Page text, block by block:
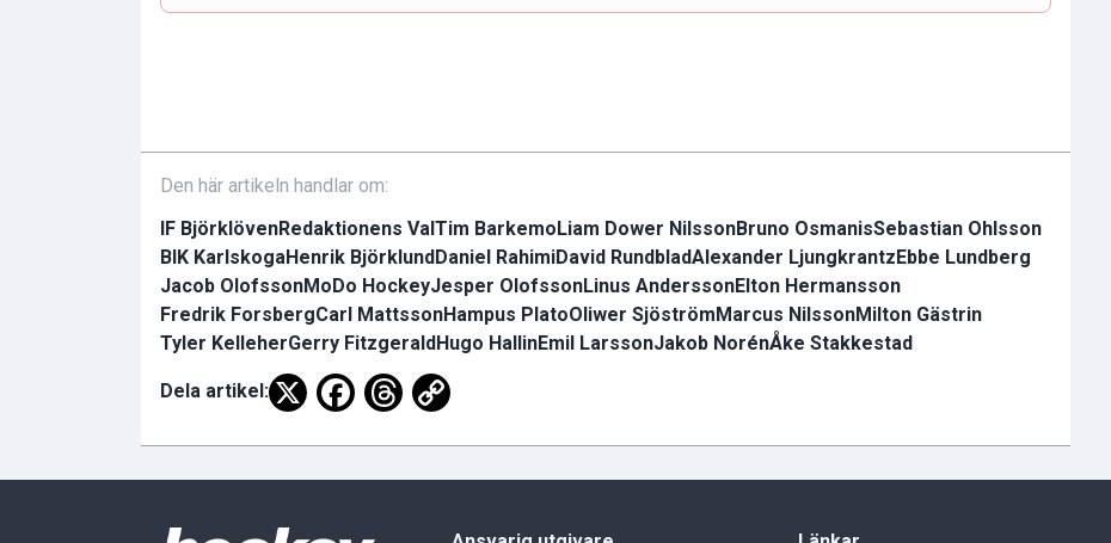
Den här artikeln handlar om:
IF BjörklövenRedaktionens ValTim BarkemoLiam Dower NilssonBruno OsmanisSebastian Ohlsson
BIK KarlskogaHenrik BjörklundDaniel RahimiDavid RundbladAlexander LjungkrantzEbbe Lundberg
Jacob OlofssonMoDo HockeyJesper OlofssonLinus AnderssonElton Hermansson
Fredrik ForsbergCarl MattssonHampus PlatoOliwer SjöströmMarcus NilssonMilton Gästrin
Tyler KelleherGerry FitzgeraldHugo HallinEmil LarssonJakob NorénÅke Stakkestad
Dela artikel: